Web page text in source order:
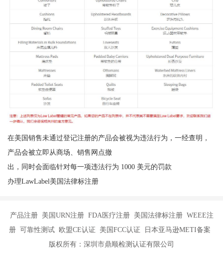
在美国销售未通过登记注册的产品会被视为违法行为，一经查明，
产品会被立即从商场、销售网点撤
出，同时会面临针对每一项违法行为 1000 美元的罚款
办理LawLabel美国法律标注册
产品注册 美国URN注册 FDA医疗注册 美国法律标注册 WEEE注
册 可靠性测试 欧盟CE认证 美国FCC认证 日本亚马逊METI备案
版权所有：深圳市鼎顺检测认证有限公司